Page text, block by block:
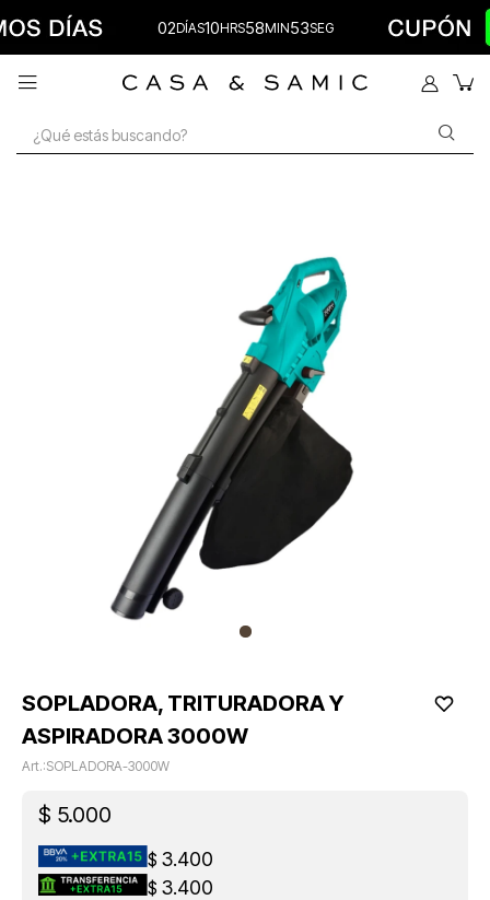
02 10 58 53

SOPLADORA, TRITURADORA Y
ASPIRADORA 3000W
SOPLADORA-3000W
$ 5.000
$ 3.400
$ 3.400